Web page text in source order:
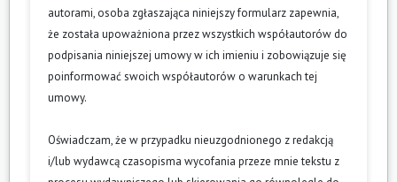
autorami, osoba zgłaszająca niniejszy formularz zapewnia,
że została upoważniona przez wszystkich współautorów do
podpisania niniejszej umowy w ich imieniu i zobowiązuje się
poinformować swoich współautorów o warunkach tej
umowy.
Oświadczam, że w przypadku nieuzgodnionego z redakcją
i/lub wydawcą czasopisma wycofania przeze mnie tekstu z